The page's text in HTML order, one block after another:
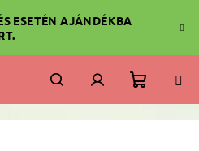
ESETÉN AJÁNDÉKBA
KeresésBejelentkezés
Kosár